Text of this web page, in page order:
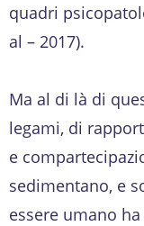
quadri
al – 2017).
Ma al di là di
legami, di
e
sedimentano, e
essere umano